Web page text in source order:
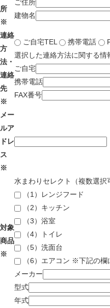
所
※
ご住所
建物名
連絡
方
法・
連絡
先
※
ご自宅TEL 携帯電話
選択した連絡方法に関する
ご自宅
携帯電話
FAX番号
メー
ルア
ドレ
ス
※
対象
商品
※
水まわりセレクト（複数選択
（1）レンジフード
（2）キッチン
（3）浴室
（4）トイレ
（5）洗面台
（6）エアコン ※下記の欄
メーカー
型式
年式